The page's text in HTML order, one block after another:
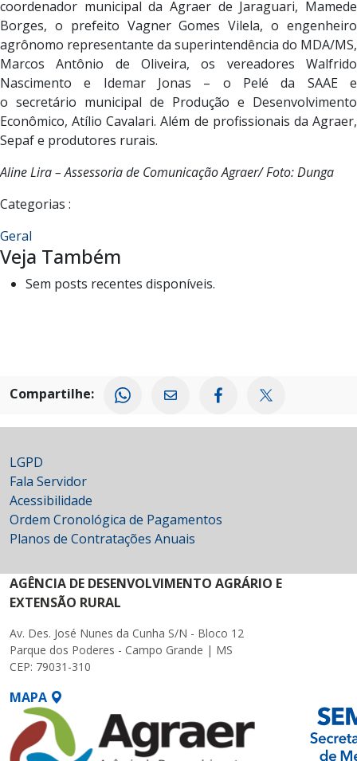
coordenador municipal da Agraer de Jaraguari, Mamede
Borges, o prefeito Vagner Gomes Vilela, o engenheiro
agrônomo representante da superintendência do MDA/MS,
Marcos Antônio de Oliveira, os vereadores Walfrido
Nascimento e Idemar Jonas – o Pelé da SAAE e
o secretário municipal de Produção e Desenvolvimento
Econômico, Atílio Cavalari. Além de profissionais da Agraer,
Sepaf e produtores rurais.
Aline Lira – Assessoria de Comunicação Agraer/ Foto: Dunga
Categorias :
Geral
Veja Também
Sem posts recentes disponíveis.
Compartilhe:
LGPD
Fala Servidor
Acessibilidade
Ordem Cronológica de Pagamentos
Planos de Contratações Anuais
AGÊNCIA DE DESENVOLVIMENTO AGRÁRIO E
EXTENSÃO RURAL
Av. Des. José Nunes da Cunha S/N - Bloco 12
Parque dos Poderes - Campo Grande | MS
CEP: 79031-310
MAPA